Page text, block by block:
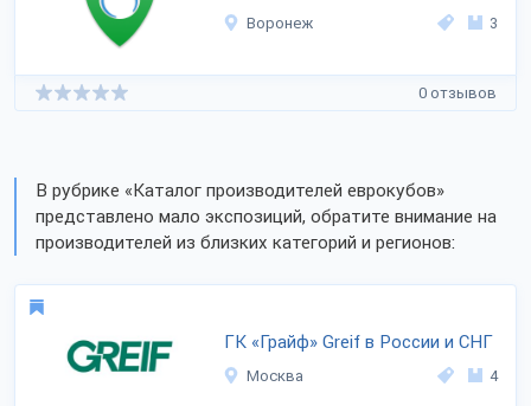
Воронеж 3
0 отзывов
В рубрике «Каталог производителей еврокубов»
представлено мало экспозиций, обратите внимание на
производителей из близких категорий и регионов:
ГК «Грайф» Greif в России и СНГ
Москва 4